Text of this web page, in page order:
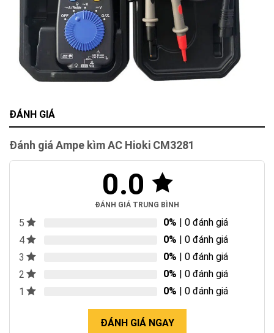
ĐÁNH GIÁ
Đánh giá Ampe kìm AC Hioki CM3281
0.0
ĐÁNH GIÁ TRUNG BÌNH
5 0% | 0 đánh giá
4
0% | 0 đánh giá
3
0% | 0 đánh giá
2
0% | 0 đánh giá
1
0% | 0 đánh giá
ĐÁNH GIÁ NGAY